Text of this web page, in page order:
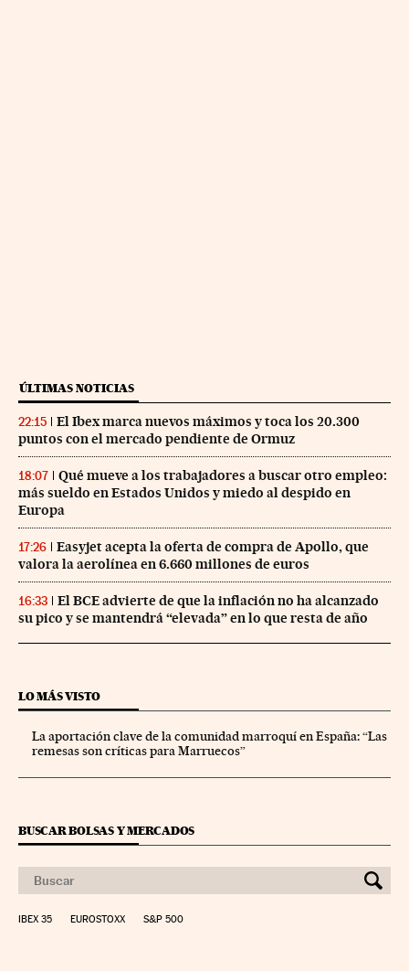
ÚLTIMAS NOTICIAS
22:15
El Ibex marca nuevos máximos y toca los 20.300
puntos con el mercado pendiente de Ormuz
18:07
Qué mueve a los trabajadores a buscar otro empleo:
más sueldo en Estados Unidos y miedo al despido en
Europa
17:26
Easyjet acepta la oferta de compra de Apollo, que
valora la aerolínea en 6.660 millones de euros
16:33
El BCE advierte de que la inflación no ha alcanzado
su pico y se mantendrá “elevada” en lo que resta de año
LO MÁS VISTO
La aportación clave de la comunidad marroquí en España: “Las
remesas son críticas para Marruecos”
BUSCAR BOLSAS Y MERCADOS
IBEX 35 EUROSTOXX S&P 500